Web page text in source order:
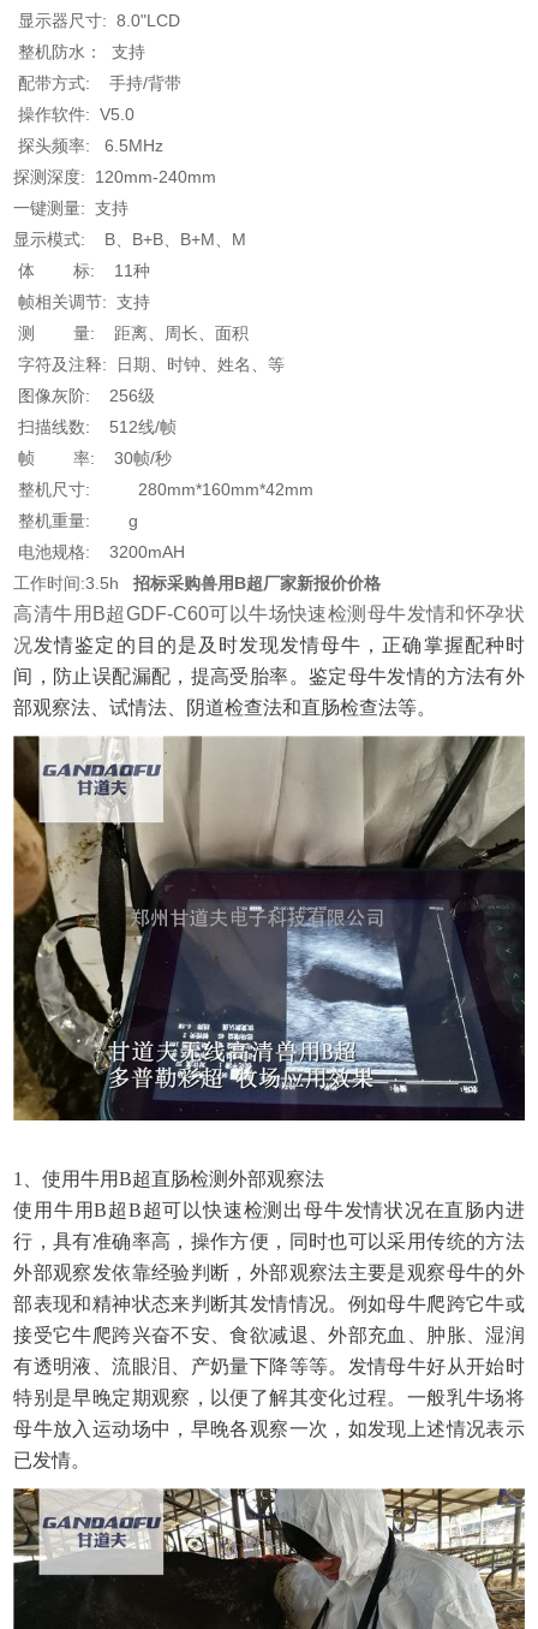
显示器尺寸: 8.0"LCD
整机防水： 支持
配带方式: 手持/背带
操作软件: V5.0
探头频率: 6.5MHz
探测深度: 120mm-240mm
一键测量: 支持
显示模式: B、B+B、B+M、M
体 标: 11种
帧相关调节: 支持
测 量: 距离、周长、面积
字符及注释: 日期、时钟、姓名、等
图像灰阶: 256级
扫描线数: 512线/帧
帧 率: 30帧/秒
整机尺寸: 280mm*160mm*42mm
整机重量: g
电池规格: 3200mAH
工作时间:3.5h招标采购兽用B超厂家新报价价格
高清牛用B超GDF-C60可以牛场快速检测母牛发情和怀孕状
况发情鉴定的目的是及时发现发情母牛，正确掌握配种时
间，防止误配漏配，提高受胎率。鉴定母牛发情的方法有外
部观察法、试情法、阴道检查法和直肠检查法等。
1、使用牛用B超直肠检测外部观察法
使用牛用B超B超可以快速检测出母牛发情状况在直肠内进
行，具有准确率高，操作方便，同时也可以采用传统的方法
外部观察发依靠经验判断，外部观察法主要是观察母牛的外
部表现和精神状态来判断其发情情况。例如母牛爬跨它牛或
接受它牛爬跨兴奋不安、食欲减退、外部充血、肿胀、湿润
有透明液、流眼泪、产奶量下降等等。发情母牛好从开始时
特别是早晚定期观察，以便了解其变化过程。一般乳牛场将
母牛放入运动场中，早晚各观察一次，如发现上述情况表示
已发情。